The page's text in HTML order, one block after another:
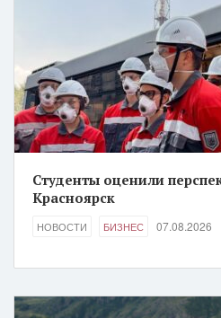
Студенты оценили
Красноярск
НОВОСТИ БИЗНЕС 07.08.2026